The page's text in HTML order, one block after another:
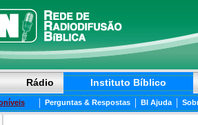
Rádio Instituto Bíblico
| Perguntas & Respostas | BI Ajuda |